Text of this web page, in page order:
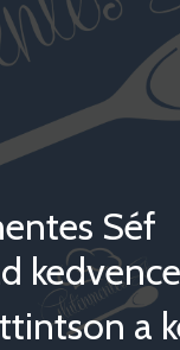
Séf
a